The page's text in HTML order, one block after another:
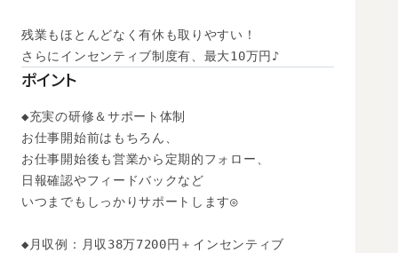
残業もほとんどなく有休も取りやすい！
さらにインセンティブ制度有、最大10万円♪
ポイント
◆充実の研修＆サポート体制
お仕事開始前はもちろん、
お仕事開始後も営業から定期的フォロー、
日報確認やフィードバックなど
いつまでもしっかりサポートします◎
◆月収例：月収38万7200円＋インセンティブ